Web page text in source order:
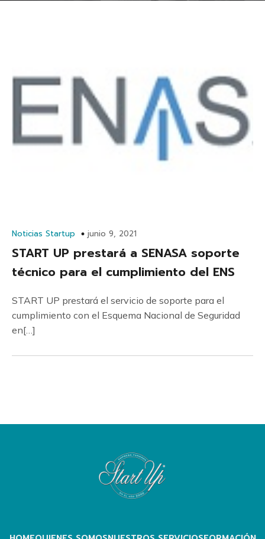
Noticias Startup junio 9, 2021
START UP prestará a SENASA soporte
técnico para el cumplimiento del ENS
START UP prestará el servicio de soporte para el
cumplimiento con el Esquema Nacional de Seguridad
en[…]